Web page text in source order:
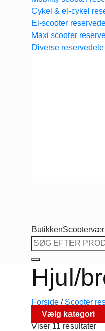
Cykel & el-cykel
El-scooter
Maxi scooter
Diverse reservedele
Butikken
Søg
efter:
Hjul/
Forside / Scooter
Vælg kategori
Viser 11 resultater